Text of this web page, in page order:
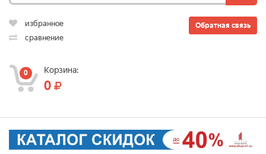
Обратная связь
избранное
сравнение
0 Корзина:
0